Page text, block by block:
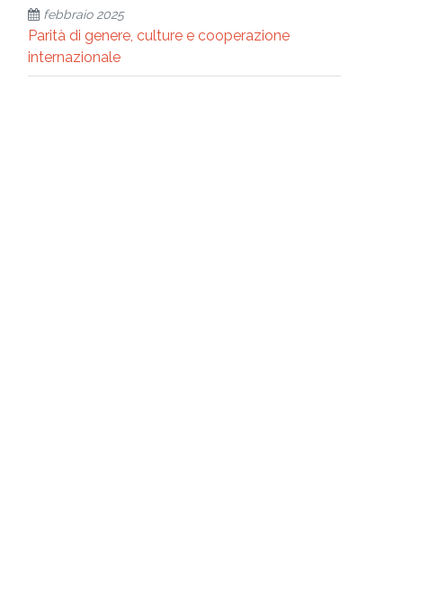
febbraio 2025
Parità di genere, culture e cooperazione
internazionale